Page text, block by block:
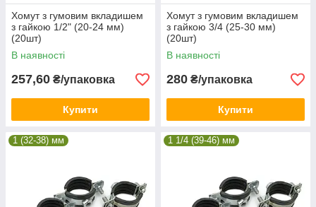
Хомут з гумовим вкладишем
з гайкою 1/2" (20-24 мм)
(20шт)
В наявності
257,60 ₴/упаковка
Купити
Хомут з гумовим вкладишем
з гайкою 3/4 (25-30 мм)
(20шт)
В наявності
280 ₴/упаковка
Купити
1 (32-38) мм 1 1/4 (39-46) мм